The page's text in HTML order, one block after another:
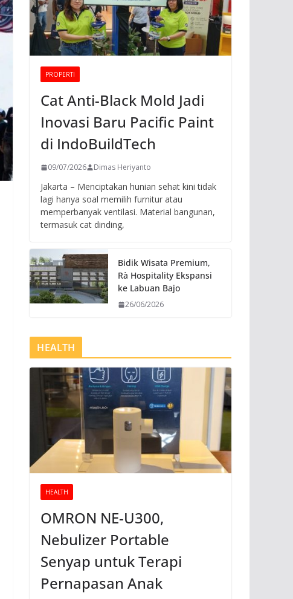
PROPERTI
Cat Anti-Black Mold Jadi
Inovasi Baru Pacific Paint
di IndoBuildTech
09/07/2026 Dimas Heriyanto
Jakarta – Menciptakan hunian sehat kini tidak
lagi hanya soal memilih furnitur atau
memperbanyak ventilasi. Material bangunan,
termasuk cat dinding,
Bidik Wisata Premium,
Rà Hospitality Ekspansi
ke Labuan Bajo
26/06/2026
HEALTH
HEALTH
OMRON NE-U300,
Nebulizer Portable
Senyap untuk Terapi
Pernapasan Anak